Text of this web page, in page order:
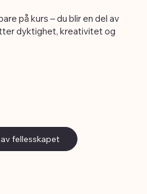
på kurs – du blir en del av
dyktighet, kreativitet og
fellesskapet